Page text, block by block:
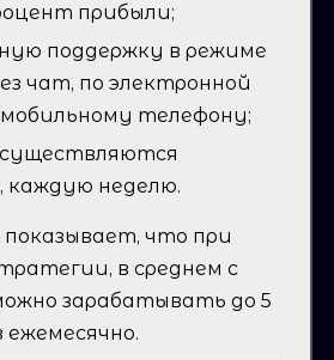
прибыли;
поддержку в режиме
чат, по электронной
телефону;
каждую неделю.
что при
в среднем с
зарабатывать до 5
ежемесячно.